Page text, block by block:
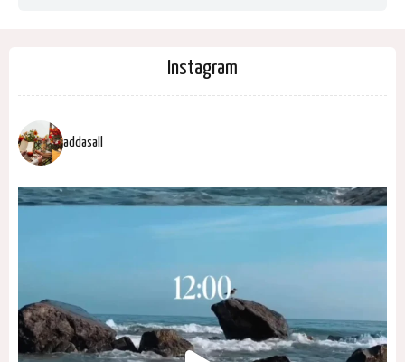
Instagram
addasall